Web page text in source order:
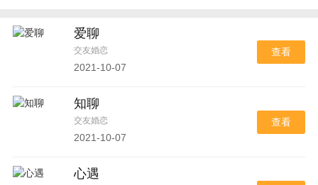
爱聊
交友婚恋
2021-10-07
查看
知聊
交友婚恋
2021-10-07
查看
心遇